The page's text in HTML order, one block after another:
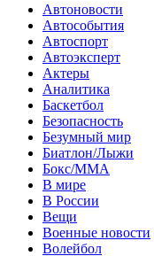
Автоновости
Автособытия
Автоспорт
Автоэксперт
Актеры
Аналитика
Баскетбол
Безопасность
Безумный мир
Биатлон/Лыжи
Бокс/MMA
В мире
В России
Вещи
Военные новости
Волейбол